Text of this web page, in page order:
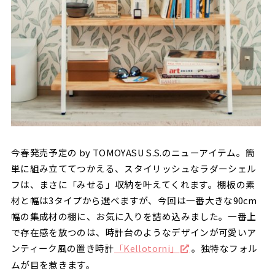
今春発売予定の by TOMOYASU S.S.のニューアイテム。簡
単に組み立ててつかえる、スタイリッシュなラダーシェル
フは、まさに「みせる」収納を叶えてくれます。棚板の素
材と幅は3タイプから選べますが、今回は一番大きな90cm
幅の集成材の棚に、お気に入りを詰め込みました。一番上
で存在感を放つのは、時計台のようなデザインが可愛いア
ンティーク風の置き時計 「Kellotorni」
。独特なフォル
ムが目を惹きます。